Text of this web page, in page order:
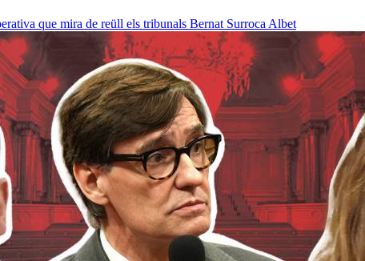
que mira de reüll els tribunals Bernat Surroca Albet